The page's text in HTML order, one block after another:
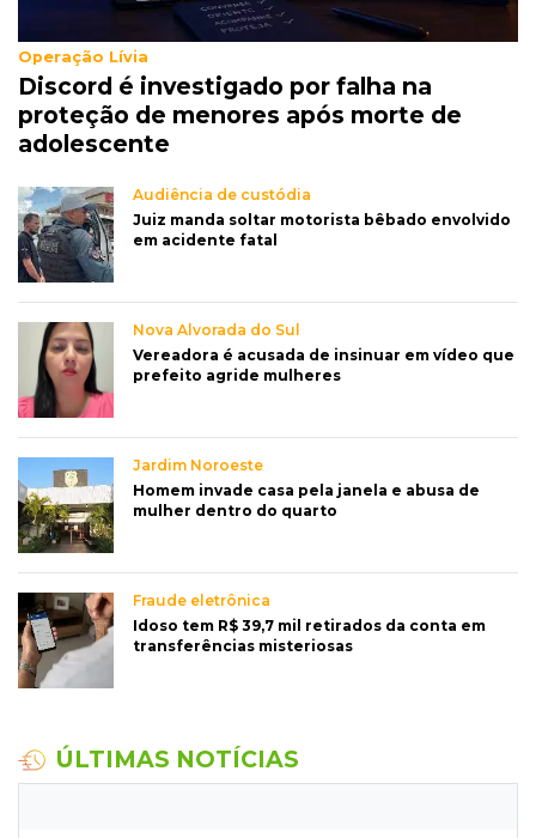
Operação Lívia
Discord é investigado por falha na
proteção de menores após morte de
adolescente
Audiência de custódia
Juiz manda soltar motorista bêbado envolvido
em acidente fatal
Nova Alvorada do Sul
Vereadora é acusada de insinuar em vídeo que
prefeito agride mulheres
Jardim Noroeste
Homem invade casa pela janela e abusa de
mulher dentro do quarto
Fraude eletrônica
Idoso tem R$ 39,7 mil retirados da conta em
transferências misteriosas
ÚLTIMAS NOTÍCIAS